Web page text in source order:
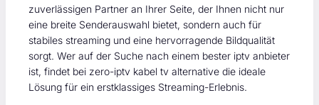
zuverlässigen Partner an Ihrer Seite, der Ihnen nicht nur
eine breite Senderauswahl bietet, sondern auch für
stabiles streaming und eine hervorragende Bildqualität
sorgt. Wer auf der Suche nach einem bester iptv anbieter
ist, findet bei zero-iptv kabel tv alternative die ideale
Lösung für ein erstklassiges Streaming-Erlebnis.